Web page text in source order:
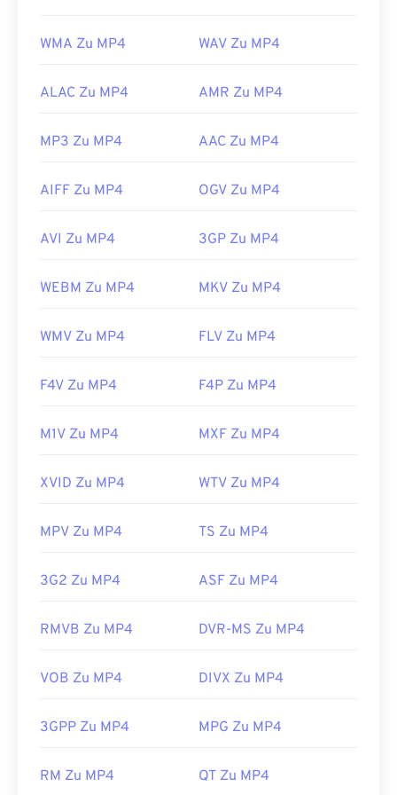
00 00
00 00
Erstveröffentlichung:
1999
https://en.wikipedia.org/wiki/MPEG-4
4.html
WMA Zu MP4 WAV Zu MP4
ALAC Zu MP4 AMR Zu MP4
MP3 Zu MP4 AAC Zu MP4
AIFF Zu MP4 OGV Zu MP4
AVI Zu MP4 3GP Zu MP4
WEBM Zu MP4 MKV Zu MP4
WMV Zu MP4 FLV Zu MP4
F4V Zu MP4 F4P Zu MP4
M1V Zu MP4 MXF Zu MP4
XVID Zu MP4 WTV Zu MP4
MPV Zu MP4 TS Zu MP4
3G2 Zu MP4 ASF Zu MP4
RMVB Zu MP4 DVR-MS Zu MP4
VOB Zu MP4 DIVX Zu MP4
3GPP Zu MP4 MPG Zu MP4
RM Zu MP4 QT Zu MP4